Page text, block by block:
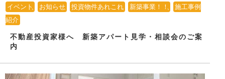
イベント、 お知らせ、 投資物件あれこれ、 新築事業！！
施工事例
紹介
不動産投資家様へ 新築アパート見学・相談会のご案
内